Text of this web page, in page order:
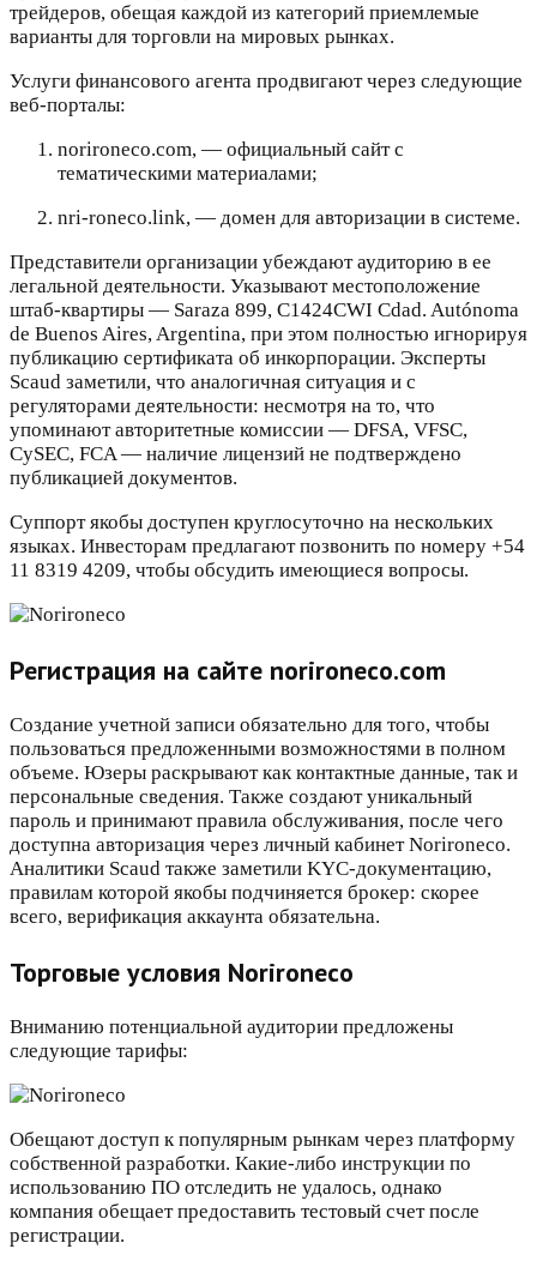
трейдеров, обещая каждой из категорий приемлемые
варианты для торговли на мировых рынках.
Услуги финансового агента продвигают через следующие
веб-порталы:
norironeco.com, — официальный сайт с
тематическими материалами;
nri-roneco.link, — домен для авторизации в системе.
Представители организации убеждают аудиторию в ее
легальной деятельности. Указывают местоположение
штаб-квартиры — Saraza 899, C1424CWI Cdad. Autónoma
de Buenos Aires, Argentina, при этом полностью игнорируя
публикацию сертификата об инкорпорации. Эксперты
Scaud заметили, что аналогичная ситуация и с
регуляторами деятельности: несмотря на то, что
упоминают авторитетные комиссии — DFSA, VFSC,
CySEC, FCA — наличие лицензий не подтверждено
публикацией документов.
Суппорт якобы доступен круглосуточно на нескольких
языках. Инвесторам предлагают позвонить по номеру +54
11 8319 4209, чтобы обсудить имеющиеся вопросы.
Регистрация на сайте norironeco.com
Создание учетной записи обязательно для того, чтобы
пользоваться предложенными возможностями в полном
объеме. Юзеры раскрывают как контактные данные, так и
персональные сведения. Также создают уникальный
пароль и принимают правила обслуживания, после чего
доступна авторизация через личный кабинет Norironeco.
Аналитики Scaud также заметили KYC-документацию,
правилам которой якобы подчиняется брокер: скорее
всего, верификация аккаунта обязательна.
Торговые условия Norironeco
Вниманию потенциальной аудитории предложены
следующие тарифы:
Обещают доступ к популярным рынкам через платформу
собственной разработки. Какие-либо инструкции по
использованию ПО отследить не удалось, однако
компания обещает предоставить тестовый счет после
регистрации.